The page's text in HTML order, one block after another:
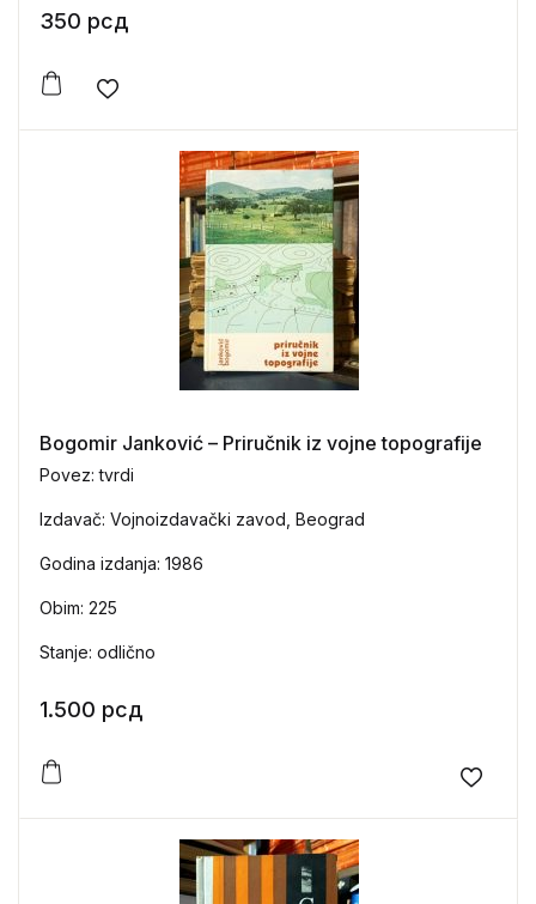
350 рсд
Add to wishlist
Bogomir Janković – Priručnik iz vojne topografije
Povez: tvrdi
Izdavač: Vojnoizdavački zavod, Beograd
Godina izdanja: 1986
Obim: 225
Stanje: odlično
1.500 рсд
Add